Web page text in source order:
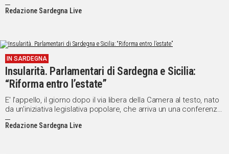
Redazione Sardegna Live
IN SARDEGNA
Insularità. Parlamentari di Sardegna e Sicilia:
“Riforma entro l’estate”
E' l'appello, il giorno dopo il via libera della Camera al testo, nato
da un'iniziativa legislativa popolare, che arriva un una conferenza
stampa dei parlamentari sardi e siciliani
Redazione Sardegna Live